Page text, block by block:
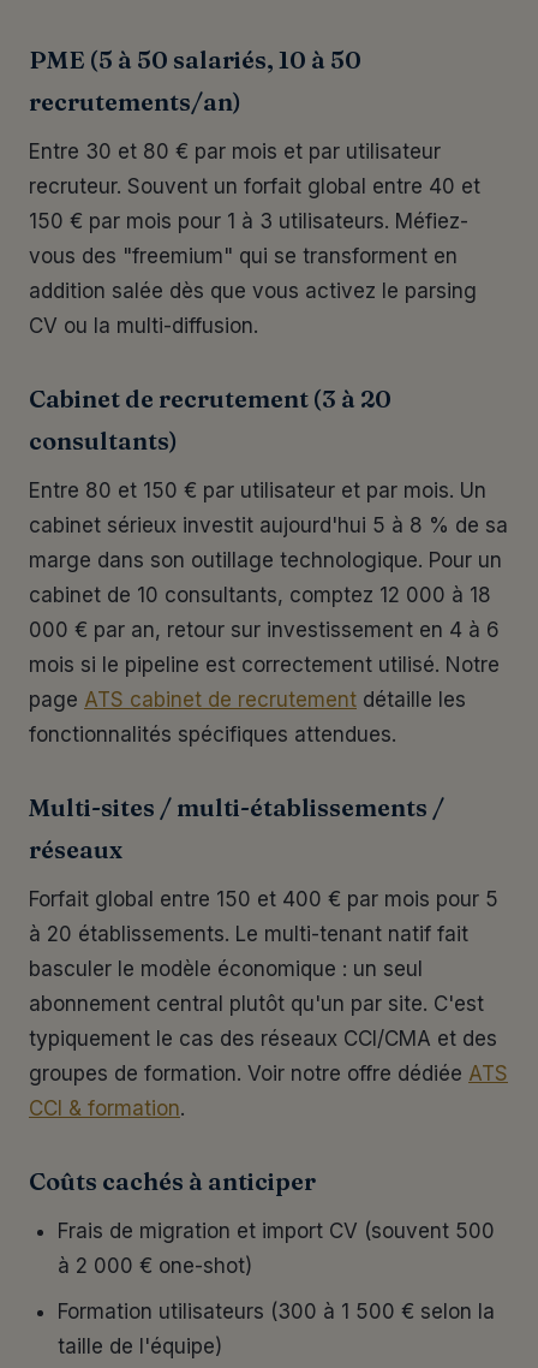
PME (5 à 50 salariés, 10 à 50
recrutements/an)
Entre 30 et 80 € par mois et par utilisateur
recruteur. Souvent un forfait global entre 40 et
150 € par mois pour 1 à 3 utilisateurs. Méfiez-
vous des "freemium" qui se transforment en
addition salée dès que vous activez le parsing
CV ou la multi-diffusion.
Cabinet de recrutement (3 à 20
consultants)
Entre 80 et 150 € par utilisateur et par mois. Un
cabinet sérieux investit aujourd'hui 5 à 8 % de sa
marge dans son outillage technologique. Pour un
cabinet de 10 consultants, comptez 12 000 à 18
000 € par an, retour sur investissement en 4 à 6
mois si le pipeline est correctement utilisé. Notre
page ATS cabinet de recrutement détaille les
fonctionnalités spécifiques attendues.
Multi-sites / multi-établissements /
réseaux
Forfait global entre 150 et 400 € par mois pour 5
à 20 établissements. Le multi-tenant natif fait
basculer le modèle économique : un seul
abonnement central plutôt qu'un par site. C'est
typiquement le cas des réseaux CCI/CMA et des
groupes de formation. Voir notre offre dédiée ATS
CCI & formation.
Coûts cachés à anticiper
Frais de migration et import CV (souvent 500
à 2 000 € one-shot)
Formation utilisateurs (300 à 1 500 € selon la
taille de l'équipe)